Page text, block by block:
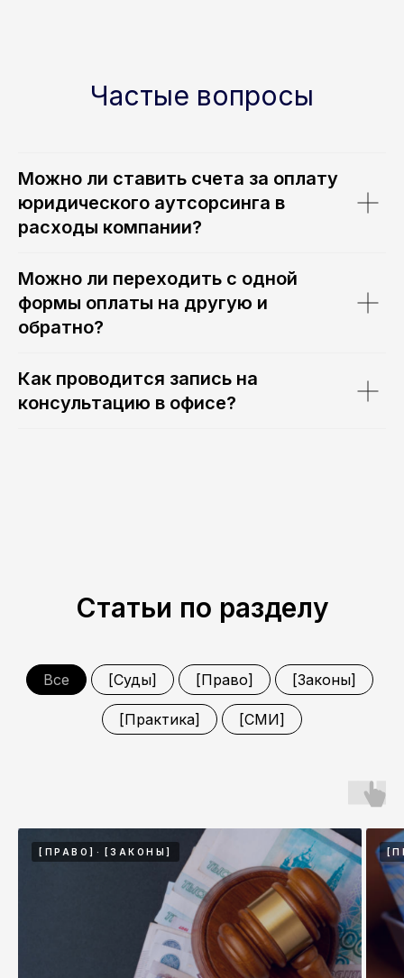
Частые вопросы
Можно ли ставить счета за оплату
юридического аутсорсинга в
расходы компании?
Можно ли переходить с одной
формы оплаты на другую и
обратно?
Как проводится запись на
консультацию в офисе?
Статьи по разделу
Все [Суды] [Право] [Законы]
[Практика] [СМИ]
[ПРАВО] [ЗАКОНЫ]
Запишитесь
или в офисе|
Отправляя форму, вы даете согласие
на обработку персональных данных
Для бизнеса
Для граждан
Контакты
ИНН: 9728152654